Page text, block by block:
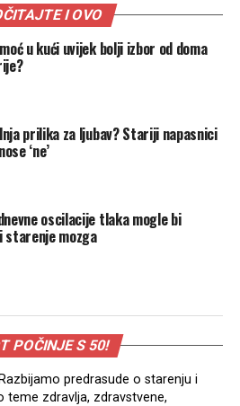
I OVO
u kući uvijek bolji izbor od doma
prilika za ljubav? Stariji napasnici
‘ne’
oscilacije tlaka mogle bi
starenje mozga
POČINJE S 50!
predrasude o starenju i
zdravlja, zdravstvene,